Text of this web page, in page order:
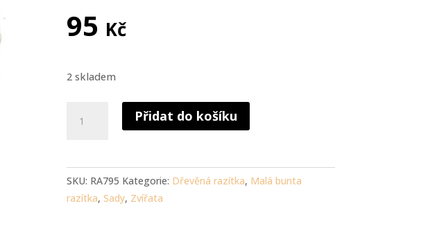
95 Kč
2 skladem
razítka
ohm
a
Přidat do košíku
SKU: RA795 Kategorie: Dřevěná razítka, Malá bunta
razítka, Sady, Zvířata